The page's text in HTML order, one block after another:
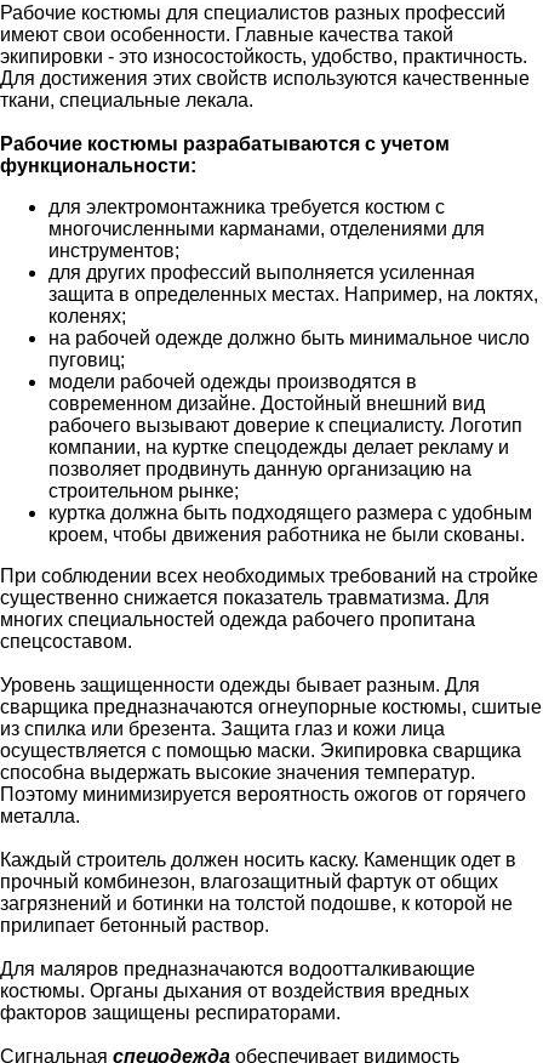
Рабочие костюмы для специалистов разных профессий
имеют свои особенности. Главные качества такой
экипировки - это износостойкость, удобство, практичность.
Для достижения этих свойств используются качественные
ткани, специальные лекала.
Рабочие костюмы разрабатываются с учетом
функциональности:
для электромонтажника требуется костюм с
многочисленными карманами, отделениями для
инструментов;
для других профессий выполняется усиленная
защита в определенных местах. Например, на локтях,
коленях;
на рабочей одежде должно быть минимальное число
пуговиц;
модели рабочей одежды производятся в
современном дизайне. Достойный внешний вид
рабочего вызывают доверие к специалисту. Логотип
компании, на куртке спецодежды делает рекламу и
позволяет продвинуть данную организацию на
строительном рынке;
куртка должна быть подходящего размера с удобным
кроем, чтобы движения работника не были скованы.
При соблюдении всех необходимых требований на стройке
существенно снижается показатель травматизма. Для
многих специальностей одежда рабочего пропитана
спецсоставом.
Уровень защищенности одежды бывает разным. Для
сварщика предназначаются огнеупорные костюмы, сшитые
из спилка или брезента. Защита глаз и кожи лица
осуществляется с помощью маски. Экипировка сварщика
способна выдержать высокие значения температур.
Поэтому минимизируется вероятность ожогов от горячего
металла.
Каждый строитель должен носить каску. Каменщик одет в
прочный комбинезон, влагозащитный фартук от общих
загрязнений и ботинки на толстой подошве, к которой не
прилипает бетонный раствор.
Для маляров предназначаются водоотталкивающие
костюмы. Органы дыхания от воздействия вредных
факторов защищены респираторами.
Сигнальная спецодежда обеспечивает видимость